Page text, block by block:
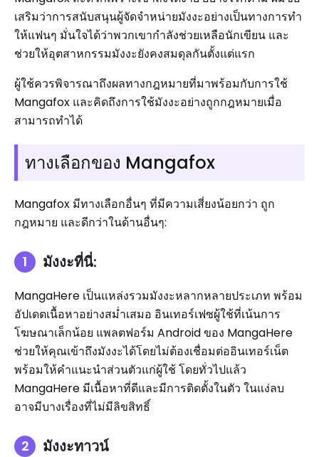
เสริมว่าการสนับสนุนผู้จัดจำหน่ายมังงะอย่างเป็นทางการทำ
ให้แฟนๆ มั่นใจได้ว่าพวกเขากำลังช่วยเหลือนักเขียน และ
ช่วยให้อุตสาหกรรมมังงะยังคงสมดุลกันตั้งแต่แรก
ผู้ใช้ควรพิจารณาถึงผลทางกฎหมายที่มาพร้อมกับการใช้
Mangafox และคิดถึงการใช้มังงะอย่างถูกกฎหมายเมื่อ
สามารถทำได้
ทางเลือกของ Mangafox
Mangafox มีทางเลือกอื่นๆ ที่มีความเสี่ยงน้อยกว่า ถูก
กฎหมาย และดีกว่าในด้านอื่นๆ:
มังงะที่นี่:
MangaHere เป็นแหล่งรวมมังงะหลากหลายประเภท พร้อม
อัปเดตเนื้อหาอย่างสม่ำเสมอ อินเทอร์เฟซผู้ใช้ที่เน้นการ
โฆษณาเล็กน้อย แพลตฟอร์ม Android ของ MangaHere
ช่วยให้คุณเข้าถึงมังงะได้โดยไม่ต้องเชื่อมต่ออินเทอร์เน็ต
พร้อมให้คำแนะนำส่วนตัวแก่ผู้ใช้ โดยทั่วไปแล้ว
MangaHere มีเนื้อหาที่ดีและมีการติดตั้งในตัว ในแง่ลบ
อาจมีบางเรื่องที่ไม่มีลิขสิทธิ์
มังงะทาวน์